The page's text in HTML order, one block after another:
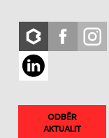
ODBĚR
AKTUALIT